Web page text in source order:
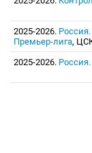
2025-2026.
Премьер-лига,
2025-2026.